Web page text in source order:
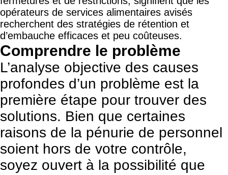
opérateurs de services alimentaires avisés
recherchent des stratégies de rétention et
d’embauche efficaces et peu coûteuses.
Comprendre le problème
L’analyse objective des causes
profondes d’un problème est la
première étape pour trouver des
solutions. Bien que certaines
raisons de la pénurie de personnel
soient hors de votre contrôle,
soyez ouvert à la possibilité que